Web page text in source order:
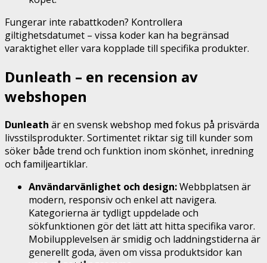
Fungerar inte rabattkoden? Kontrollera
giltighetsdatumet – vissa koder kan ha begränsad
varaktighet eller vara kopplade till specifika produkter.
Dunleath – en recension av
webshopen
Dunleath är en svensk webshop med fokus på prisvärda
livsstilsprodukter. Sortimentet riktar sig till kunder som
söker både trend och funktion inom skönhet, inredning
och familjeartiklar.
Användarvänlighet och design:Webbplatsen är
modern, responsiv och enkel att navigera.
Kategorierna är tydligt uppdelade och
sökfunktionen gör det lätt att hitta specifika varor.
Mobilupplevelsen är smidig och laddningstiderna är
generellt goda, även om vissa produktsidor kan